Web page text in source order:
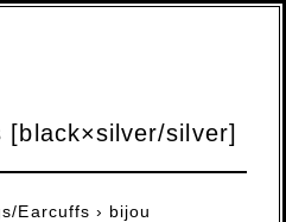
[black×silver/silver]
Earcuffs › bijou